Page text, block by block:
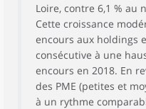
Loire, contre 6,1 % au
Cette croissance
encours aux holdings
consécutive à une
encours en 2018. En
des PME (petites et
à un rythme